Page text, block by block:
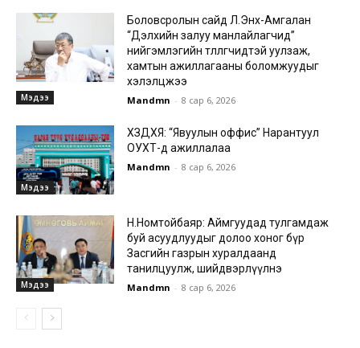
Мэдээ
Боловсролын сайд Л.Энх-Амгалан
“Дэлхийн залуу манлайлагчид”
нийгэмлэгийн төлөөлөгчидтэй уулзаж,
хамтын ажиллагааны боломжуудыг
хэлэлцжээ
Mandmn - 8 сар 6, 2026
Мэдээ
ХЗДХЯ: “Явуулын оффис” Нарантуул
ОУХТ-д ажиллалаа
Mandmn - 8 сар 6, 2026
Мэдээ
Н.Номтойбаяр: Аймгуудад тулгамдаж
буй асуудлуудыг долоо хоног бүр
Засгийн газрын хуралдаанд
танилцуулж, шийдвэрлүүлнэ
Mandmn - 8 сар 6, 2026